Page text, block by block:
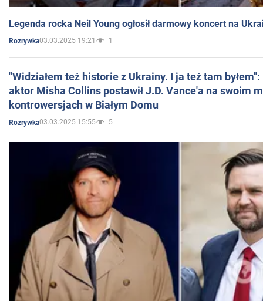
Legenda rocka Neil Young ogłosił darmowy koncert na
Rozrywka03.03.2025 19:21 1
"Widziałem też historie z Ukrainy. I ja też tam
aktor Misha Collins postawił J.D. Vance'a na swoim
kontrowersjach w Białym Domu
Rozrywka03.03.2025 15:55 5